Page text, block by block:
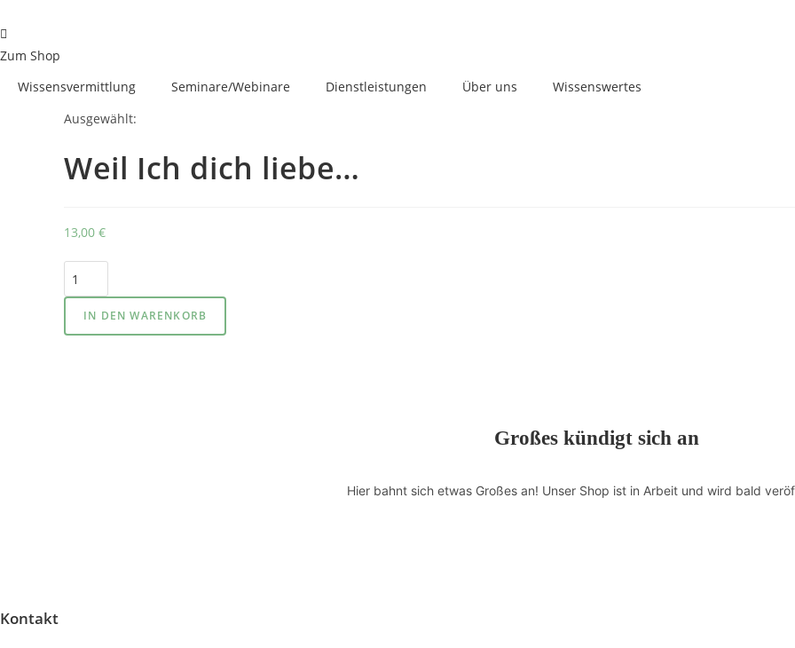
Inhalt
springen
Zum Shop
Wissensvermittlung
Seminare/Webinare Dienstleistungen Über uns
Wissenswertes
Ausgewählt:
Weil Ich dich liebe…
13,00 €
Weil
Ich
dich
liebe
IN DEN WARENKORB
Großes kündigt sich an
Hier bahnt sich etwas Großes an! Unser Shop ist in Arbeit und wird bald
Kontakt